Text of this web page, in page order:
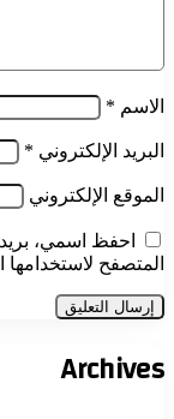
الاسم *
البريد الإلكتروني *
الموقع الإلكتروني
احفظ اسمي،
المتصفح لاستخدامها
Archives